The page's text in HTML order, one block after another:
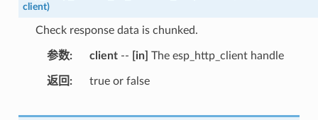
client)
Check response data is chunked.
参数 client-- [in] The esp_http_client handle
返回 true or false